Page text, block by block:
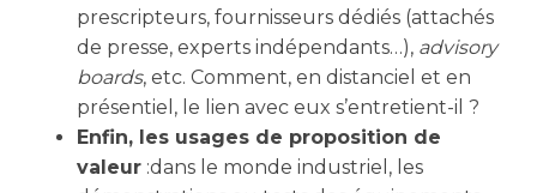
prescripteurs, fournisseurs dédiés (attachés
de presse, experts indépendants…), advisory
boards, etc. Comment, en distanciel et en
présentiel, le lien avec eux s’entretient-il ?
Enfin, les usages de proposition de
valeur :dans le monde industriel, les